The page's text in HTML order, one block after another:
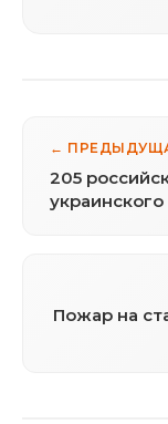
←
205
Пожар на